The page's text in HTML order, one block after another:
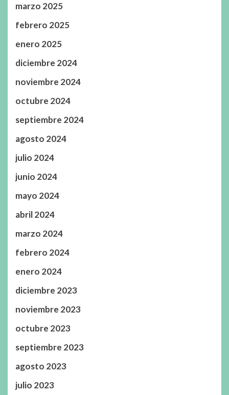
marzo 2025
febrero 2025
enero 2025
diciembre 2024
noviembre 2024
octubre 2024
septiembre 2024
agosto 2024
julio 2024
junio 2024
mayo 2024
abril 2024
marzo 2024
febrero 2024
enero 2024
diciembre 2023
noviembre 2023
octubre 2023
septiembre 2023
agosto 2023
julio 2023